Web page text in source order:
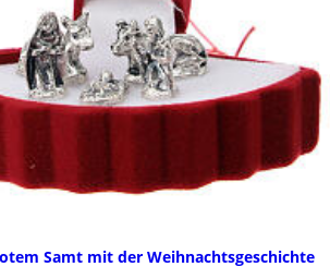
Samt mit der Weihnachtsgeschichte